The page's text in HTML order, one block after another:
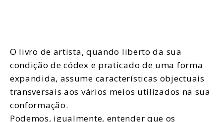
O livro de artista, quando liberto da sua
condição de códex e praticado de uma forma
expandida, assume características objectuais
transversais aos vários meios utilizados na sua
conformação.
Podemos, igualmente, entender que os